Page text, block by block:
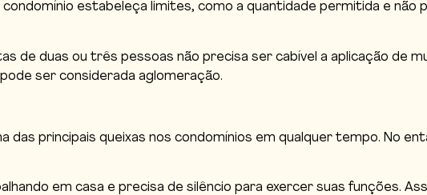
estabeleça limites, como a quantidade permitida e não
de duas ou três pessoas não precisa ser cabível a aplicação de
ser considerada aglomeração.
das principais queixas nos condomínios em qualquer tempo. No
em casa e precisa de silêncio para exercer suas funções.